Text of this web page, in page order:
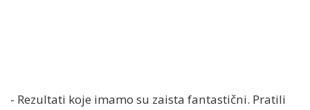
- Rezultati koje imamo su zaista fantastični. Pratili